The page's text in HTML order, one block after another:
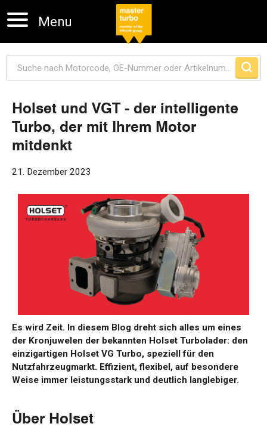
Menu
Navigation überspringen
Holset und VGT - der intelligente
Turbo, der mit Ihrem Motor
mitdenkt
21. Dezember 2023
Es wird Zeit. In diesem Blog dreht sich alles um eines
der Kronjuwelen der bekannten Holset Turbolader: den
einzigartigen Holset VG Turbo, speziell für den
Nutzfahrzeugmarkt. Effizient, flexibel, auf besondere
Weise immer leistungsstark und deutlich langlebiger.
Über Holset